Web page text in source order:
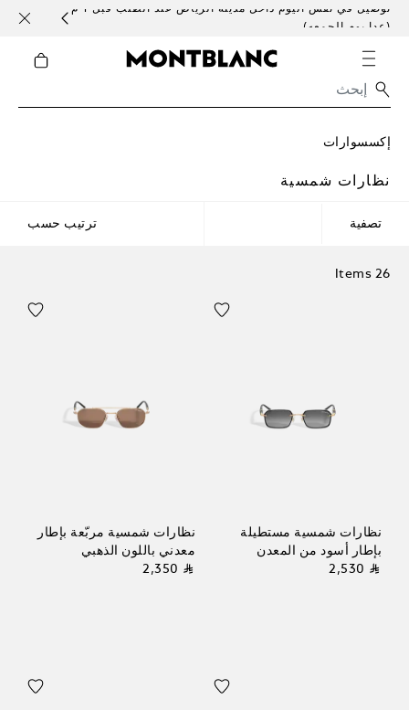
توصيل في نفس اليوم داخل مدينة الرياض عند الطلب قبل 1 م
(عدا يوم الجمعه)
إكسسوارات
نظارات شمسية
تصفية ترتيب حسب
26 Items
نظارات شمسية مستطيلة
بإطار أسود من المعدن
⃁ 2,530
نظارات شمسية مربّعة بإطار
معدني باللون الذهبي
⃁ 2,350